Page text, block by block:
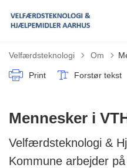
Velfærdsteknologi Tilbage til
Om
Print Forstør tekst
Mennesker i
Velfærdsteknologi &
Kommune arbejder